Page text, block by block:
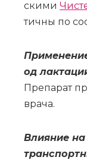
ски­ми
тич­ны по
од
Пре­па­рат
вра­ча.
Вли­я­ние на